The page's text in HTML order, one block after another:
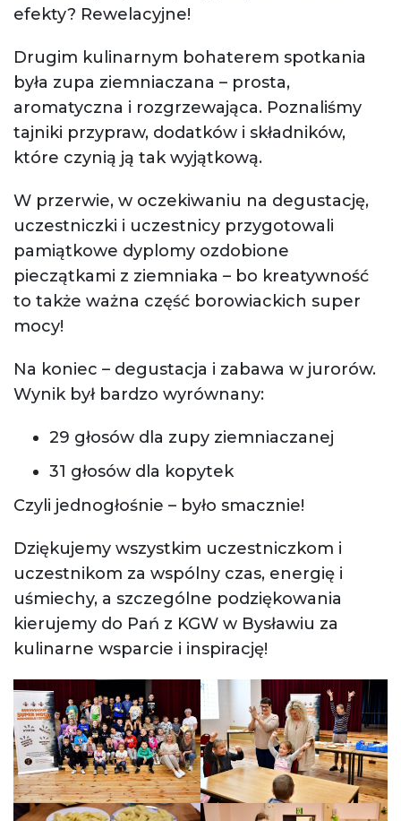
efekty? Rewelacyjne!
Drugim kulinarnym bohaterem spotkania
była zupa ziemniaczana – prosta,
aromatyczna i rozgrzewająca. Poznaliśmy
tajniki przypraw, dodatków i składników,
które czynią ją tak wyjątkową.
W przerwie, w oczekiwaniu na degustację,
uczestniczki i uczestnicy przygotowali
pamiątkowe dyplomy ozdobione
pieczątkami z ziemniaka – bo kreatywność
to także ważna część borowiackich super
mocy!
Na koniec – degustacja i zabawa w jurorów.
Wynik był bardzo wyrównany:
29 głosów dla zupy ziemniaczanej
31 głosów dla kopytek
Czyli jednogłośnie – było smacznie!
Dziękujemy wszystkim uczestniczkom i
uczestnikom za wspólny czas, energię i
uśmiechy, a szczególne podziękowania
kierujemy do Pań z KGW w Bysławiu za
kulinarne wsparcie i inspirację!